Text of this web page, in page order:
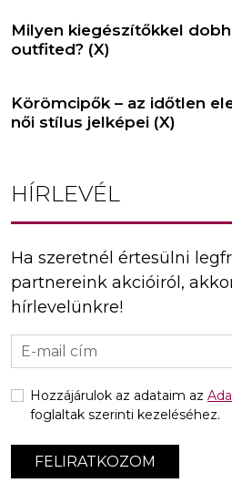
Milyen kiegészítőkkel
outfited? (X)
Körömcipők – az időtlen
női stílus jelképei (X)
HÍRLEVÉL
Ha szeretnél értesülni
partnereink akcióiról,
hírlevelünkre!
FELIRATKOZOM
Hozzájárulok az adataim az
foglaltak szerinti kezeléséhez.